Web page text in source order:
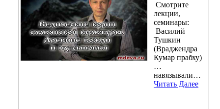
Смотрите
лекции,
семинары:
Василий
Тушкин
(Враджендра
Кумар прабху)
…
навязывали…
Читать Далее